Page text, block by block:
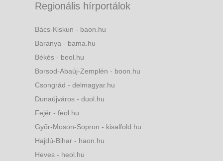
Regionális hírportálok
Bács-Kiskun - baon.hu
Baranya - bama.hu
Békés - beol.hu
Borsod-Abaúj-Zemplén - boon.hu
Csongrád - delmagyar.hu
Dunaújváros - duol.hu
Fejér - feol.hu
Győr-Moson-Sopron - kisalfold.hu
Hajdú-Bihar - haon.hu
Heves - heol.hu